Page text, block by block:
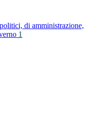
di amministrazione,
1